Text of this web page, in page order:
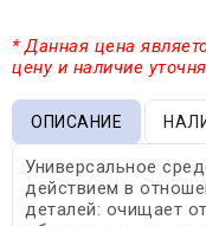
* Данная цена
цену и наличие
ОПИСАНИЕ
Универсальное
действием в
деталей: очищает